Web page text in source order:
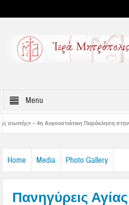
Menu
Παράκληση στην Μεταμόρφωση Βόλου
Home Media Photo Gallery
Πανηγύρεις